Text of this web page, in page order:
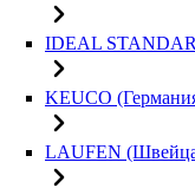
IDEAL
KEUCO
LAUFEN